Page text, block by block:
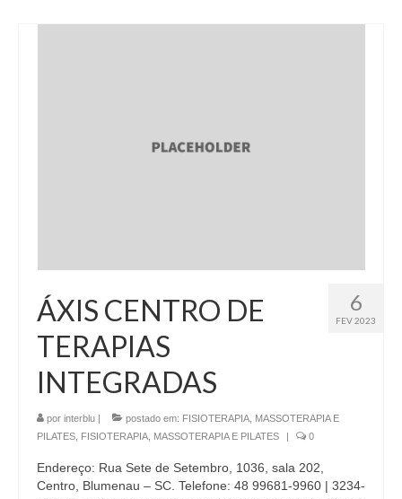
6
FEV 2023
ÁXIS CENTRO DE
TERAPIAS
INTEGRADAS
por interblu | postado em: FISIOTERAPIA, MASSOTERAPIA E
PILATES FISIOTERAPIA, MASSOTERAPIA E PILATES | 0
Endereço: Rua Sete de Setembro, 1036, sala 202,
Centro, Blumenau – SC. Telefone: 48 99681-9960 | 3234-